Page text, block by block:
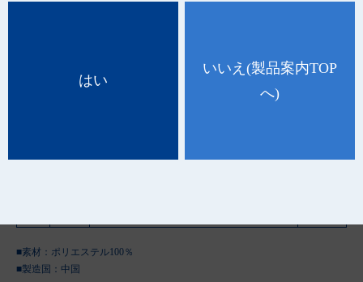
はい
いいえ(製品案内TOP
へ)
品 番 種 類 規 格
ケース入
■素材：ポリエステル100％
■製造国： 中国